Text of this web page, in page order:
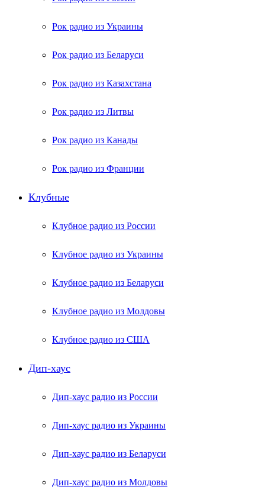
Рок радио из Украины
Рок радио из Беларуси
Рок радио из Казахстана
Рок радио из Литвы
Рок радио из Канады
Рок радио из Франции
Клубные
Клубное радио из России
Клубное радио из Украины
Клубное радио из Беларуси
Клубное радио из Молдовы
Клубное радио из США
Дип-хаус
Дип-хаус радио из России
Дип-хаус радио из Украины
Дип-хаус радио из Беларуси
Дип-хаус радио из Молдовы